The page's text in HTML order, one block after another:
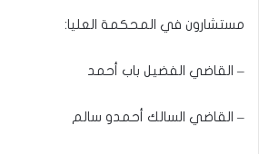
مستشارون في المحكمة العليا:
– القاضي الفضيل باب أحمد
– القاضي السالك أحمدو سالم